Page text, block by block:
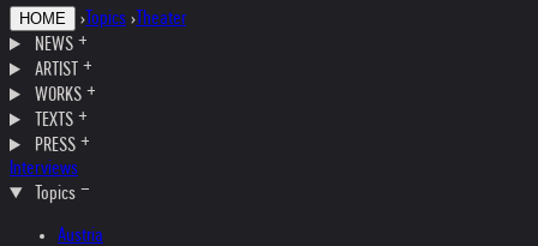
HOME › Topics › Theater
NEWS
ARTIST
WORKS
TEXTS
PRESS
Interviews
Topics
Austria